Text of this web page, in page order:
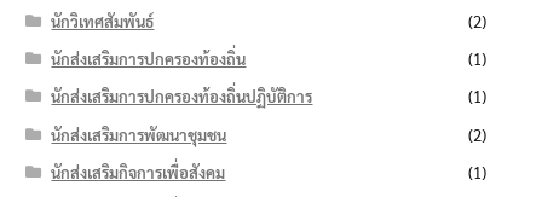
นักวิเทศสัมพันธ์
(2)
นักส่งเสริมการปกครองท้องถิ่น
(1)
นักส่งเสริมการปกครองท้องถิ่นปฏิบัติการ
(1)
นักส่งเสริมการพัฒนาชุมชน
(2)
นักส่งเสริมกิจการเพื่อสังคม
(1)